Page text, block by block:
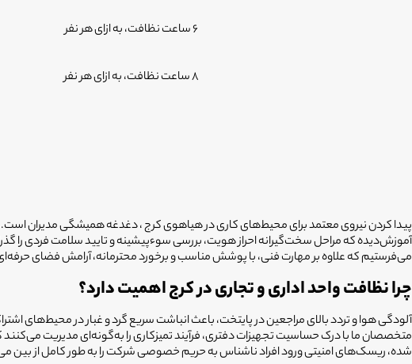
6 ساعت نظافت، به ازای هر نفر
8 ساعت نظافت، به ازای هر نفر
پیدا کردن نیروی معتمد برای محیط‌های کاری در هیاهوی کرج ، دغدغه همیشگی مدیران
می‌فرستیم که علاوه بر مهارت فنی، با پوشش مناسب و برخورد محترمانه، آرامش فضای
چرا نظافت واحد اداری و تجاری در کرج اهمیت دارد؟
آلودگی هوا و تردد بالای مراجعین در پایتخت، باعث انباشت سریع گرد و غبار در محیط‌های
متخصصان ما با درک حساسیت تجهیزات دفتری، فرآیند تمیزکاری را به‌گونه‌ای مدیریت
شده، ریسک‌های امنیتی ورود افراد ناشناس به حریم خصوصی شرکت را به طور کامل از بین